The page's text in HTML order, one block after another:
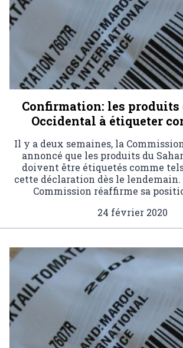
Confirmation: les produits
Occidental à étiqueter
Il y a deux semaines, la
annoncé que les produits du
doivent être étiquetés comme
cette déclaration dès le
Commission réaffirme sa
24 février 2020